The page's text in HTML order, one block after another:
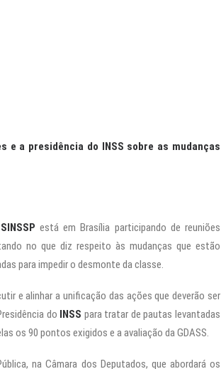
a presidência do INSS sobre as mudanças
SINSSP está em Brasília participando de reuniões
no que diz respeito às mudanças que estão
para impedir o desmonte da classe.
e alinhar a unificação das ações que deverão ser
do INSS para tratar de pautas levantadas
os 90 pontos exigidos e a avaliação da GDASS.
na Câmara dos Deputados, que abordará os